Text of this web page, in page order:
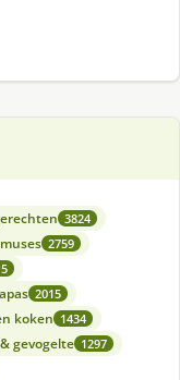
3824
2759
2015
koken 1434
gevogelte 1297